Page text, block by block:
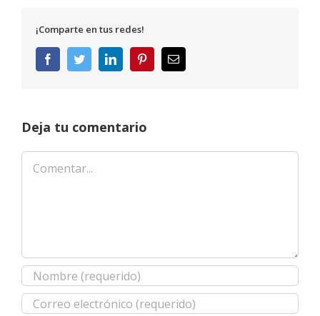
¡Comparte en tus redes!
FacebookTwitterLinkedInPinterestCorreo
electrónico
Deja tu comentario
Comentar